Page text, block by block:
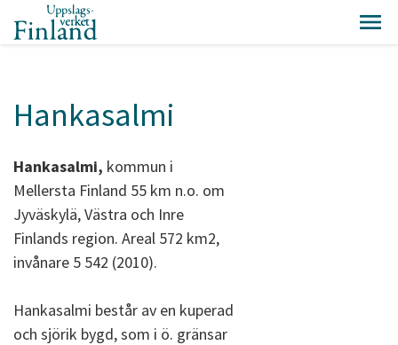
Hankasalmi
Hankasalmi, kommun i
Mellersta Finland 55 km n.o. om
Jyväskylä, Västra och Inre
Finlands region. Areal 572 km2,
invånare 5 542 (2010).
Hankasalmi består av en kuperad
och sjörik bygd, som i ö. gränsar